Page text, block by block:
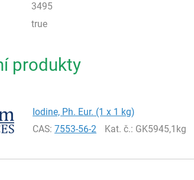
3495
true
produkty
Iodine, Ph. Eur. (1 x 1 kg)
CAS:7553-56-2 Kat. č.: GK5945,1kg